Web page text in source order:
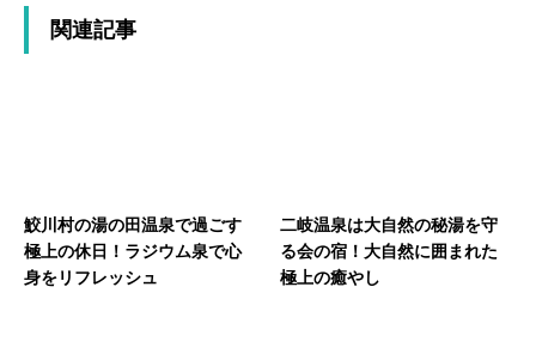
関連記事
鮫川村の湯の田温泉で過ごす
極上の休日！ラジウム泉で心
身をリフレッシュ
二岐温泉は大自然の秘湯を守
る会の宿！大自然に囲まれた
極上の癒やし